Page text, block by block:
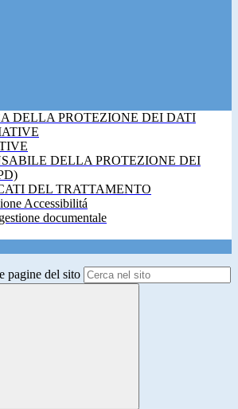
DELLA PROTEZIONE DEI DATI
DELLA PROTEZIONE DEI
DEL TRATTAMENTO
Accessibilitá
documentale
pagine del sito